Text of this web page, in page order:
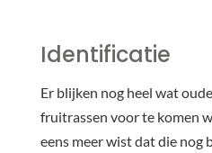
Identificatie
Er blijken nog heel wat
fruitrassen voor te komen
eens meer wist dat die nog